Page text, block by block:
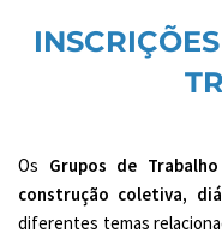
g
i
Os Grupos de Trabalho
construção coletiva,
diferentes temas